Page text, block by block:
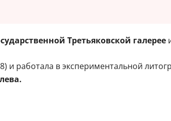
Третьяковской галерее
и работала в экспериментальной